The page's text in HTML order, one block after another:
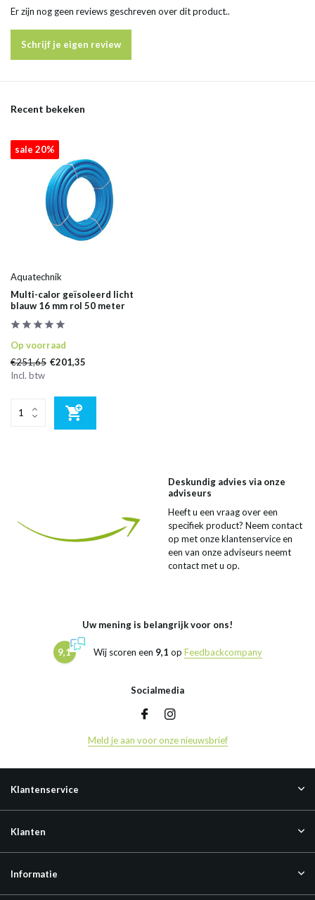
Er zijn nog geen reviews geschreven over dit product..
Schrijf je eigen review
Recent bekeken
sale 20%
Aquatechnik
Multi-calor geïsoleerd licht
blauw 16 mm rol 50 meter
Op voorraad
€251,65 €201,35
Incl. btw
Deskundig advies via onze
adviseurs
Heeft u een vraag over een
specifiek product? Neem contact
op met onze klantenservice en
een van onze adviseurs neemt
contact met u op.
Uw mening is belangrijk voor ons!
9,1 Wij scoren een 9,1 op Feedbackcompany
Socialmedia
Meld je aan voor onze nieuwsbrief
Klantenservice
Klanten
Informatie